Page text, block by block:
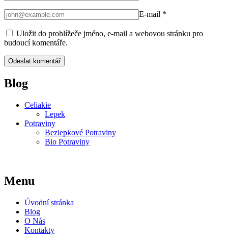
E-mail *
Uložit do prohlížeče jméno, e-mail a webovou stránku pro
budoucí komentáře.
Blog
Celiakie
Lepek
Potraviny
Bezlepkové Potraviny
Bio Potraviny
Menu
Úvodní stránka
Blog
O Nás
Kontakty